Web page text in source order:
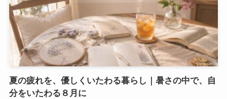
夏の疲れを、優しくいたわる暮らし｜暑さの中で、自
分をいたわる８月に